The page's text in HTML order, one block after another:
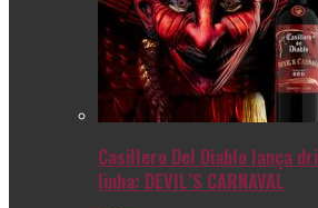
Casillero Del Diablo lança
linha: DEVIL’S CARNAVAL